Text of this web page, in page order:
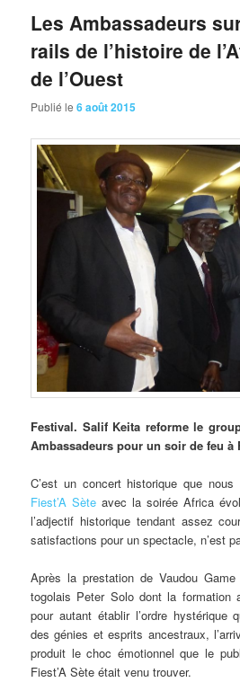
Les Ambassadeurs
rails de l’histoire de
de l’Ouest
Publié le6 août 2015
Festival. Salif Keita reforme le
Ambassadeurs pour un soir de feu à
C’est un concert historique que
Fiest’A Sète avec la soirée Africa
l’adjectif historique tendant assez
satisfactions pour un spectacle, n’est
Après la prestation de Vaudou
togolais Peter Solo dont la formation
pour autant établir l’ordre hystérique
des génies et esprits ancestraux,
produit le choc émotionnel que le
Fiest’A Sète était venu trouver.